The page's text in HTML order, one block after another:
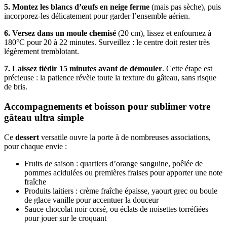
5. Montez les blancs d’œufs en neige ferme (mais pas sèche), puis
incorporez-les délicatement pour garder l’ensemble aérien.
6. Versez dans un moule chemisé (20 cm), lissez et enfournez à
180°C pour 20 à 22 minutes. Surveillez : le centre doit rester très
légèrement tremblotant.
7. Laissez tiédir 15 minutes avant de démouler. Cette étape est
précieuse : la patience révèle toute la texture du gâteau, sans risque
de bris.
Accompagnements et boisson pour sublimer votre
gâteau ultra simple
Ce dessert versatile ouvre la porte à de nombreuses associations,
pour chaque envie :
Fruits de saison : quartiers d’orange sanguine, poêlée de
pommes acidulées ou premières fraises pour apporter une note
fraîche
Produits laitiers : crème fraîche épaisse, yaourt grec ou boule
de glace vanille pour accentuer la douceur
Sauce chocolat noir corsé, ou éclats de noisettes torréfiées
pour jouer sur le croquant